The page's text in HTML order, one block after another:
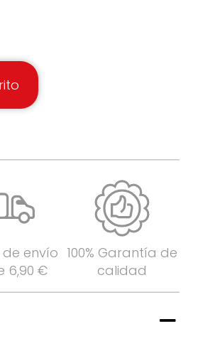
envío
6,90 €
100% Garantía de
calidad